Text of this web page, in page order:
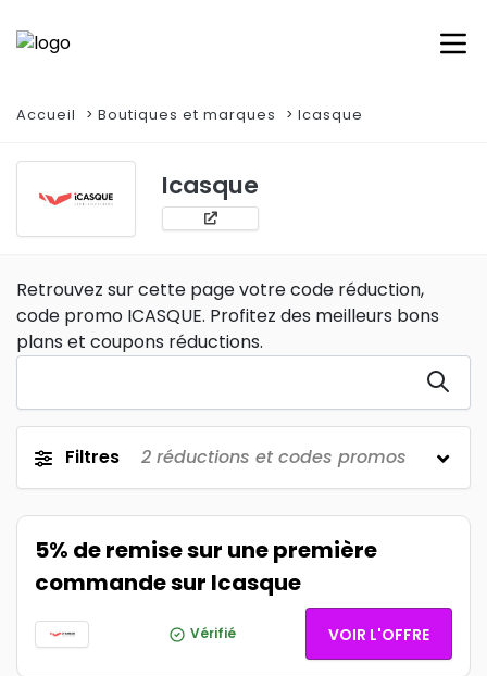
Accueil Boutiques et marques Icasque
Icasque
Retrouvez sur cette page votre code réduction,
code promo ICASQUE. Profitez des meilleurs bons
plans et coupons réductions.
Filtres 2 réductions et codes promos
5% de remise sur une première
commande sur Icasque
Vérifié VOIR L'OFFRE